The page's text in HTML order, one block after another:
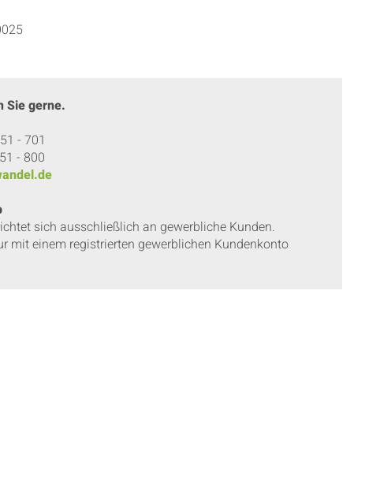
Sie gerne.
- 701
- 800
sich ausschließlich an gewerbliche Kunden.
mit einem registrierten gewerblichen Kundenkonto